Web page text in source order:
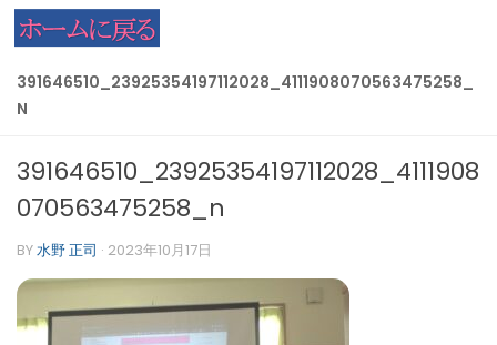
コンテンツへスキップ
391646510_23925354197112028_4111908070563475258_
N
391646510_23925354197112028_4111908
070563475258_n
BY水野 正司 · 2023年10月17日